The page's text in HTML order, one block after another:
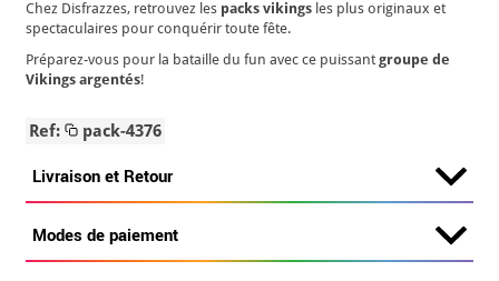
Chez Disfrazzes, retrouvez les packs vikings les plus originaux et
spectaculaires pour conquérir toute fête.
Préparez-vous pour la bataille du fun avec ce puissantgroupe de
Vikings argentés!
Ref: pack-4376
Livraison et Retour
Modes de paiement